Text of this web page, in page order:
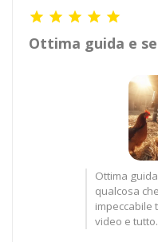
    
Ottima guida e
Ottima
qualcosa
impeccabile
video e